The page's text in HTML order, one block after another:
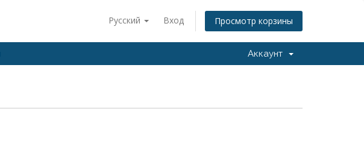
Русский Вход Просмотр корзины
Аккаунт